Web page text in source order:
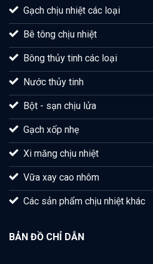
Gạch chịu nhiệt các loại
Bê tông chịu nhiệt
Bông thủy tinh các loại
Nước thủy tinh
Bột - sạn chịu lửa
Gạch xốp nhẹ
Xi măng chịu nhiệt
Vữa xay cao nhôm
Các sản phẩm chịu nhiệt khác
BẢN ĐỒ CHỈ DẪN